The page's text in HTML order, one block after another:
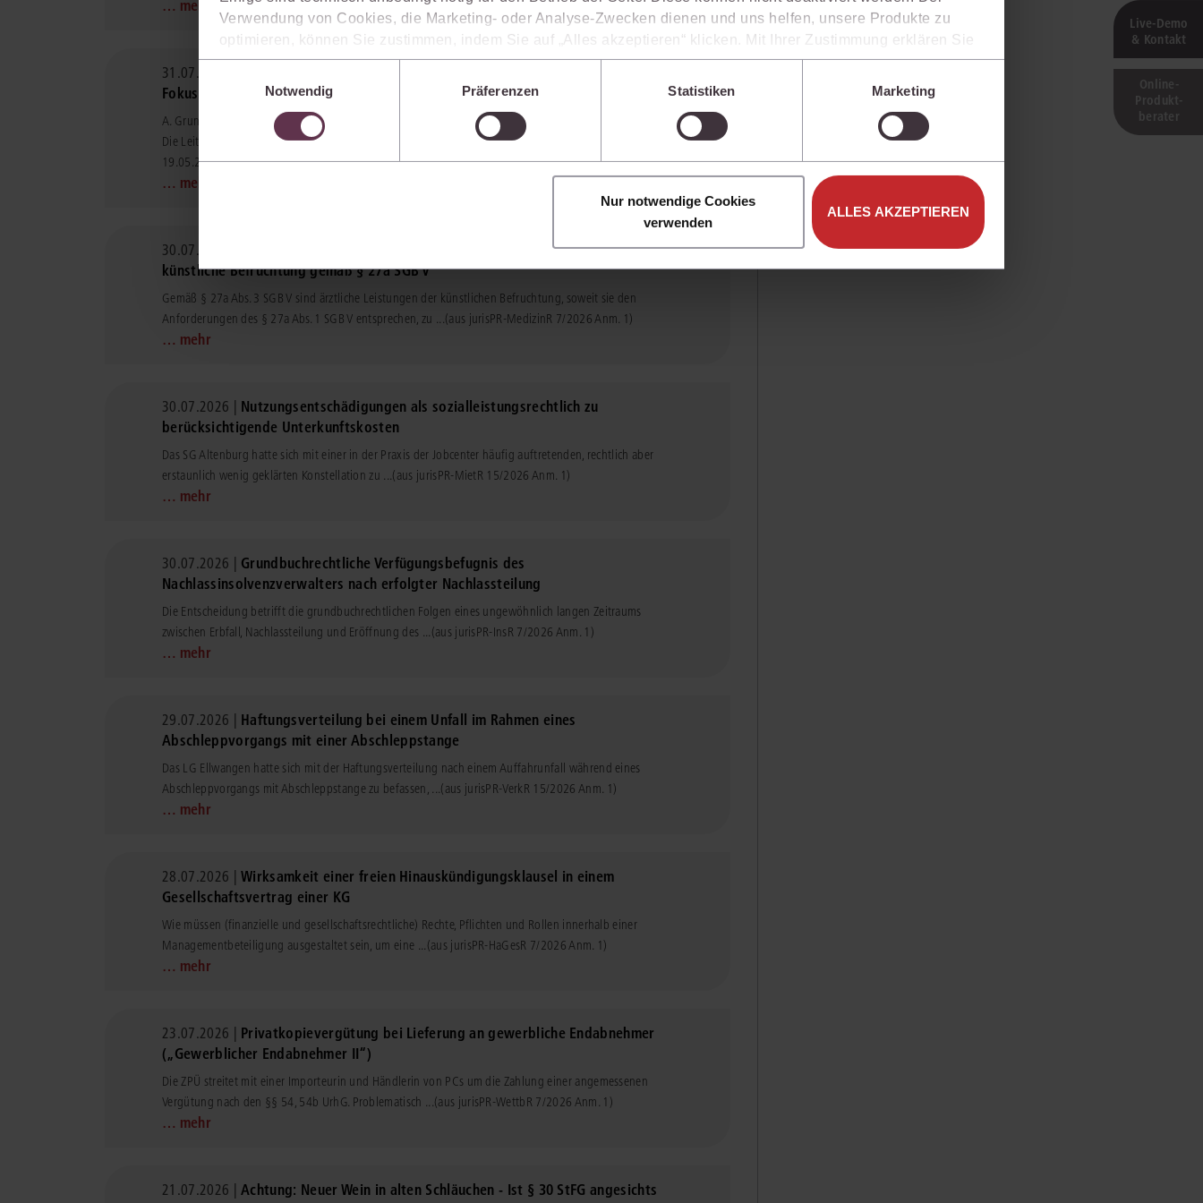
Verwendung von Cookies, die Marketing- oder Analyse-Zwecken dienen und uns helfen, unsere Produkte zu
optimieren, können Sie zustimmen, indem Sie auf „Alles akzeptieren“ klicken. Mit Ihrer Zustimmung erklären Sie
sich auch damit einverstanden, dass die mittels der Cookies erhobenen Daten möglicherweise in Drittländer (z.B.
die USA) übermittelt werden, die ein niedrigeres Datenschutzniveau als die EU aufweisen.
im Cookiebanner sowie in unseren
Hinweisen zum Datenschutz
Notwendig
Präferenzen Statistiken Marketing
Nur notwendige Cookies
verwenden
ALLES AKZEPTIEREN
… mehr
31.07.2026 |
Fokus auf die Rechtspflege
A. Grundlegendes zum Leitlinienentwurf
Die Leitlinien beruhen auf Art. 6 Abs. 5 der KI-VO und wurden von der Europäischen Kommission am
19.05.2026 als Entwurf ...(aus jurisPR-ITR 15/2026 Anm. 2)
… mehr
30.07.2026 |
Keine Erhöhung der gesetzlichen Behandlungsversuche für
künstliche Befruchtung gemäß § 27a SGB V
Gemäß § 27a Abs. 3 SGB V sind ärztliche Leistungen der künstlichen Befruchtung, soweit sie den
Anforderungen des § 27a Abs. 1 SGB V entsprechen, zu ...(aus jurisPR-MedizinR 7/2026 Anm. 1)
… mehr
30.07.2026 | Nutzungsentschädigungen als sozialleistungsrechtlich zu
berücksichtigende Unterkunftskosten
Das SG Altenburg hatte sich mit einer in der Praxis der Jobcenter häufig auftretenden, rechtlich aber
erstaunlich wenig geklärten Konstellation zu ...(aus jurisPR-MietR 15/2026 Anm. 1)
… mehr
30.07.2026 | Grundbuchrechtliche Verfügungsbefugnis des
Nachlassinsolvenzverwalters nach erfolgter Nachlassteilung
Die Entscheidung betrifft die grundbuchrechtlichen Folgen eines ungewöhnlich langen Zeitraums
zwischen Erbfall, Nachlassteilung und Eröffnung des ...(aus jurisPR-InsR 7/2026 Anm. 1)
… mehr
29.07.2026 | Haftungsverteilung bei einem Unfall im Rahmen eines
Abschleppvorgangs mit einer Abschleppstange
Das LG Ellwangen hatte sich mit der Haftungsverteilung nach einem Auffahrunfall während eines
Abschleppvorgangs mit Abschleppstange zu befassen, ...(aus jurisPR-VerkR 15/2026 Anm. 1)
… mehr
28.07.2026 |Wirksamkeit einer freien Hinauskündigungsklausel in einem
Gesellschaftsvertrag einer KG
Wie müssen (finanzielle und gesellschaftsrechtliche) Rechte, Pflichten und Rollen innerhalb einer
Managementbeteiligung ausgestaltet sein, um eine ...(aus jurisPR-HaGesR 7/2026 Anm. 1)
… mehr
23.07.2026 | Privatkopievergütung bei Lieferung an gewerbliche Endabnehmer
(„Gewerblicher Endabnehmer II“)
Die ZPÜ streitet mit einer Importeurin und Händlerin von PCs um die Zahlung einer angemessenen
Vergütung nach den §§ 54, 54b UrhG. Problematisch ...(aus jurisPR-WettbR 7/2026 Anm. 1)
… mehr
21.07.2026 |Achtung: Neuer Wein in alten Schläuchen - Ist § 30 StFG angesichts
Live‑Demo
& Kontakt
Online-
Produkt­
berater